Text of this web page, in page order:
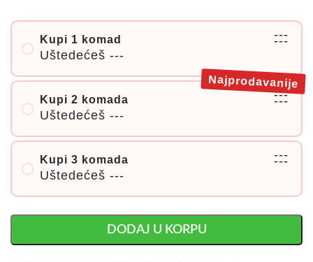
Kupi 1 komad
Uštedećeš ---
---
---
Kupi 2 komada
Uštedećeš ---
---
---
Najprodavanije
Kupi 3 komada
Uštedećeš ---
---
---
DODAJ U KORPU